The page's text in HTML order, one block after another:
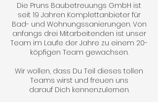
Die Pruns Baubetreuungs GmbH ist
seit 19 Jahren Komplettanbieter für
Bad- und Wohnungssanierungen. Von
anfangs drei Mitarbeitenden ist unser
Team im Laufe der Jahre zu einem 20-
köpfigen Team gewachsen.
Wir wollen, dass Du Teil dieses tollen
Teams wirst und freuen uns
darauf Dich kennenzulernen.